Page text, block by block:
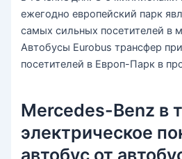
ежегодно европейский парк
самых сильных посетителей в
Автобусы Eurobus трансфер
посетителей в Европ-Парк в
Mercedes-Benz в
электрическое
автобус от